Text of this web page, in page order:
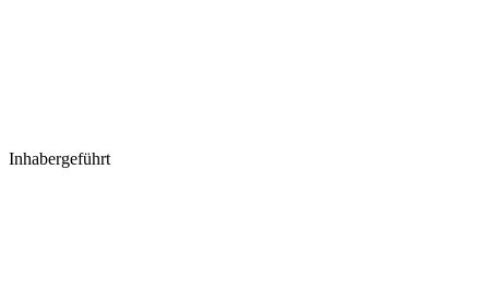
Inhabergeführt